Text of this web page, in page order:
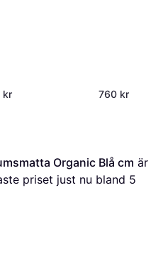
kr 760 kr
Organic Blå cm
priset just nu bland 5